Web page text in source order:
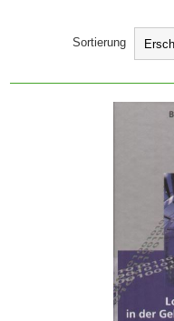
Sortierung